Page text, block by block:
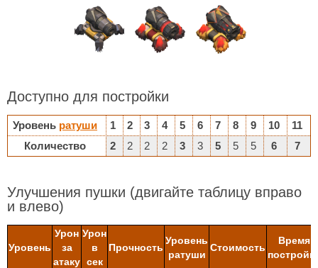
Доступно для постройки
Уровень ратуши 1 2 3 4 5 6 7 8 9 10
11
Количество
2 2 2 2 3 3 5 5 5 6 7
Улучшения пушки (двигайте таблицу вправо
и влево)
Уровень
Урон
за
атаку
Урон
в
сек
Прочность
Уровень
ратуши
Стоимость
Время